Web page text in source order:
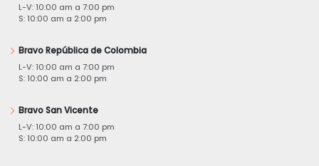
L-V: 10:00 am a 7:00 pm
S: 10:00 am a 2:00 pm
Bravo República de Colombia
L-V: 10:00 am a 7:00 pm
S: 10:00 am a 2:00 pm
Bravo San Vicente
L-V: 10:00 am a 7:00 pm
S: 10:00 am a 2:00 pm